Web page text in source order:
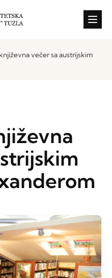
večer sa austrijskim